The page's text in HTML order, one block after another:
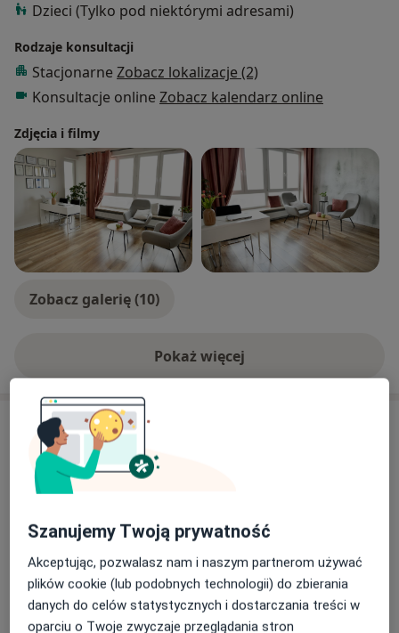
Dzieci (Tylko pod niektórymi adresami)
Rodzaje konsultacji
Stacjonarne Zobacz lokalizacje (2)
Konsultacje online Zobacz kalendarz online
Zdjęcia i filmy
Zobacz galerię (10)
Pokaż więcejo doświadczeniu
Aktualności
Joanna Grączewska
ul. Akademijna 6 m.33, 05-110 Jabłonna
podjadanie – jak odróżnić głód
od emocji?
https://www.youtube.com/watch?v=9iDM-
UYmdO8
To już drugi bezpłatnego webinar z naszego cyklu
Dowiedz się więcej
Szanujemy Twoją prywatność
Akceptując, pozwalasz nam i naszym partnerom używać
plików cookie (lub podobnych technologii) do zbierania
danych do celów statystycznych i dostarczania treści w
oparciu o Twoje zwyczaje przeglądania stron